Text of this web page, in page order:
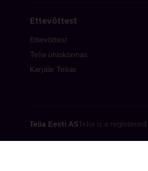
Ettevõttest
Ettevõttest
Telia ühiskonnas
Karjäär Telias
Telia Eesti ASTelia is a